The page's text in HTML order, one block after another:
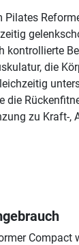
Pilates
kontrollierte
die
die
zu Kraft-,
Compact